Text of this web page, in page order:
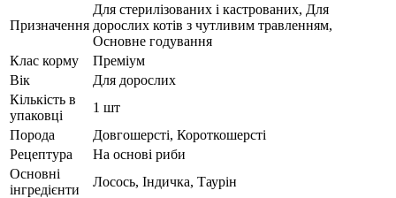
Призначення
Для стерилізованих і кастрованих, Для
дорослих котів з чутливим травленням,
Основне годування
Клас корму
Преміум
Вік
Для дорослих
Кількість в
упаковці
1 шт
Порода
Довгошерсті, Короткошерсті
Рецептура
На основі риби
Основні
інгредієнти
Лосось, Індичка, Таурін